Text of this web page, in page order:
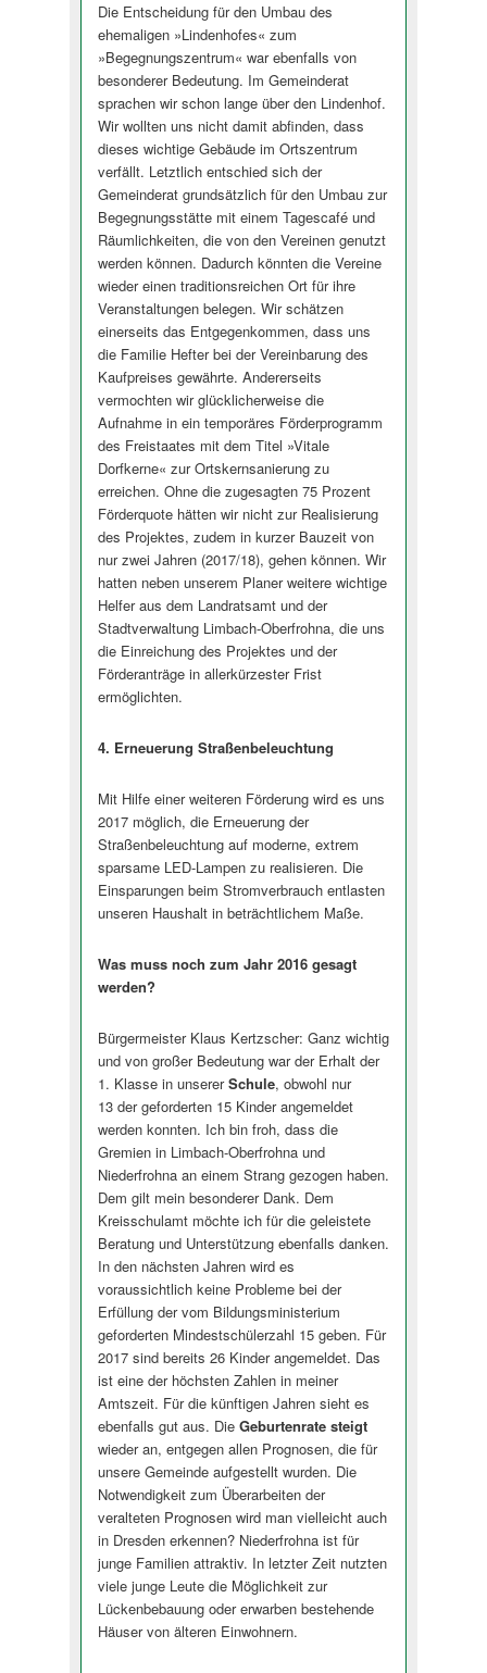
Die Entscheidung für den Umbau des
ehemaligen »Lindenhofes« zum
»Begegnungszentrum« war ebenfalls von
besonderer Bedeutung. Im Gemeinderat
sprachen wir schon lange über den Lindenhof.
Wir wollten uns nicht damit abfinden, dass
dieses wichtige Gebäude im Ortszentrum
verfällt. Letztlich entschied sich der
Gemeinderat grundsätzlich für den Umbau zur
Begegnungsstätte mit einem Tagescafé und
Räumlichkeiten, die von den Vereinen genutzt
werden können. Dadurch könnten die Vereine
wieder einen traditionsreichen Ort für ihre
Veranstaltungen belegen. Wir schätzen
einerseits das Entgegenkommen, dass uns
die Familie Hefter bei der Vereinbarung des
Kaufpreises gewährte. Andererseits
vermochten wir glücklicherweise die
Aufnahme in ein temporäres Förderprogramm
des Freistaates mit dem Titel »Vitale
Dorfkerne« zur Ortskernsanierung zu
erreichen. Ohne die zugesagten 75 Prozent
Förderquote hätten wir nicht zur Realisierung
des Projektes, zudem in kurzer Bauzeit von
nur zwei Jahren (2017/18), gehen können. Wir
hatten neben unserem Planer weitere wichtige
Helfer aus dem Landratsamt und der
Stadtverwaltung Limbach-Oberfrohna, die uns
die Einreichung des Projektes und der
Förderanträge in allerkürzester Frist
ermöglichten.
4. Erneuerung Straßenbeleuchtung
Mit Hilfe einer weiteren Förderung wird es uns
2017 möglich, die Erneuerung der
Straßenbeleuchtung auf moderne, extrem
sparsame LED-Lampen zu realisieren. Die
Einsparungen beim Stromverbrauch entlasten
unseren Haushalt in beträchtlichem M­aße.
Was muss noch zum Jahr 2016 gesagt
werden?
Bürgermeister Klaus Kertzscher: Ganz wichtig
und von großer Bedeutung war der Erhalt der
1. Klasse in unsererSchule, obwohl nur
13 der geforderten 15 Kinder angemeldet
werden konnten. Ich bin froh, dass die
Gremien in Limbach-Oberfrohna und
Niederfrohna an einem Strang gezogen haben.
Dem gilt mein besonderer Dank. Dem
Kreisschulamt möchte ich für die geleistete
Beratung und Unterstützung ebenfalls danken.
In den nächsten Jahren wird es
voraussichtlich keine Probleme bei der
Erfüllung der vom Bildungsministerium
geforderten Mindestschülerzahl 15 geben. Für
2017 sind bereits 26 Kinder angemeldet. Das
ist eine der höchsten Zahlen in meiner
Amtszeit. Für die künftigen Jahren sieht es
ebenfalls gut aus. Die Geburtenrate steigt
wieder an, entgegen allen Prognosen, die für
unsere Gemeinde aufgestellt wurden. Die
Notwendigkeit zum Überarbeiten der
veralteten Prognosen wird man vielleicht auch
in Dresden erkennen? Niederfrohna ist für
junge Familien attraktiv. In letzter Zeit nutzten
viele junge Leute die Möglichkeit zur
Lückenbebauung oder erwarben bestehende
Häuser von älteren Einwohnern.